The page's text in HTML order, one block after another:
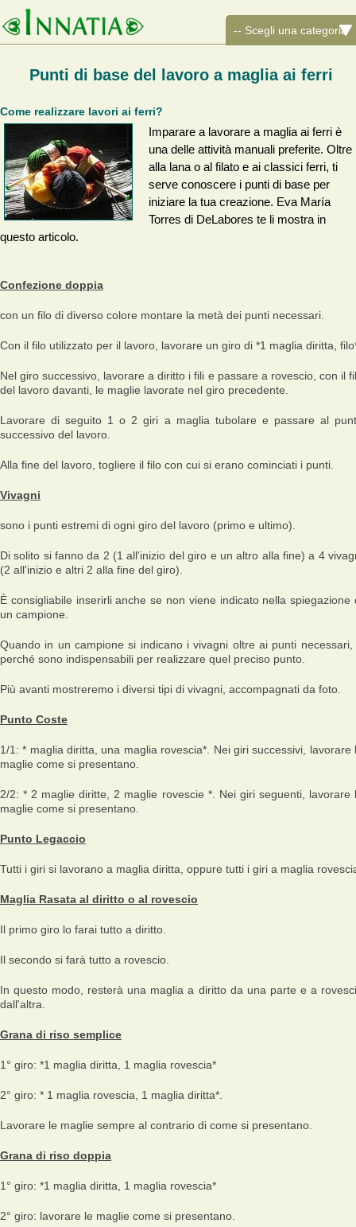
Punti di base del lavoro a maglia ai ferri
Come realizzare lavori ai ferri?
Imparare a lavorare a maglia ai ferri è
una delle attività manuali preferite. Oltre
alla lana o al filato e ai classici ferri, ti
serve conoscere i punti di base per
iniziare la tua creazione. Eva María
Torres di DeLabores te li mostra in
questo articolo.
Confezione doppia
con un filo di diverso colore montare la metà dei punti necessari.
Con il filo utilizzato per il lavoro, lavorare un giro di *1 maglia diritta,
Nel giro successivo, lavorare a diritto i fili e passare a rovescio, con il
del lavoro davanti, le maglie lavorate nel giro precedente.
Lavorare di seguito 1 o 2 giri a maglia tubolare e passare al
successivo del lavoro.
Alla fine del lavoro, togliere il filo con cui si erano cominciati i punti.
Vivagni
sono i punti estremi di ogni giro del lavoro (primo e ultimo).
Di solito si fanno da 2 (1 all'inizio del giro e un altro alla fine) a 4
(2 all'inizio e altri 2 alla fine del giro).
È consigliabile inserirli anche se non viene indicato nella spiegazione
un campione.
Quando in un campione si indicano i vivagni oltre ai punti necessari,
perché sono indispensabili per realizzare quel preciso punto.
Più avanti mostreremo i diversi tipi di vivagni, accompagnati da foto.
Punto Coste
1/1: * maglia diritta, una maglia rovescia*. Nei giri successivi, lavorare
maglie come si presentano.
2/2: * 2 maglie diritte, 2 maglie rovescie *. Nei giri seguenti, lavorare
maglie come si presentano.
Punto Legaccio
Tutti i giri si lavorano a maglia diritta, oppure tutti i giri a maglia
Maglia Rasata al diritto o al rovescio
Il primo giro lo farai tutto a diritto.
Il secondo si farà tutto a rovescio.
In questo modo, resterà una maglia a diritto da una parte e a
dall'altra.
Grana di riso semplice
1° giro: *1 maglia diritta, 1 maglia rovescia*
2° giro: * 1 maglia rovescia, 1 maglia diritta*.
Lavorare le maglie sempre al contrario di come si presentano.
Grana di riso doppia
1° giro: *1 maglia diritta, 1 maglia rovescia*
2° giro: lavorare le maglie come si presentano.